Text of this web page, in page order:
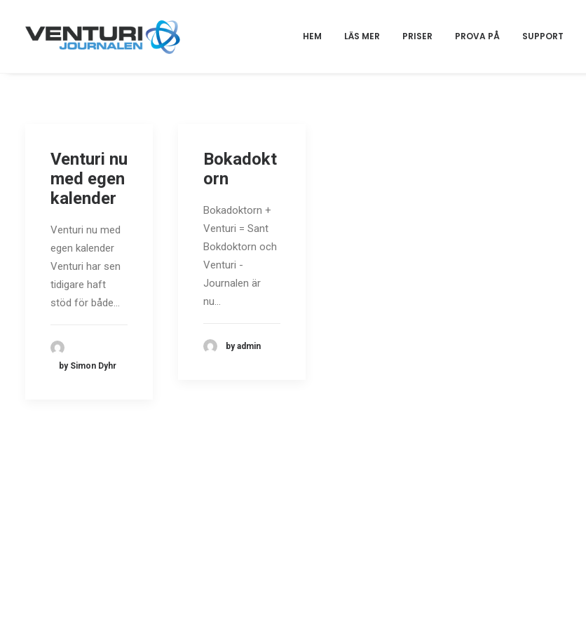
HEM LÄS MER PRISER PROVA PÅ SUPPORT
Venturi nu
med egen
kalender
Venturi nu med
egen kalender
Venturi har sen
tidigare haft
stöd för både…
by Simon Dyhr
Bokadokt
orn
Bokadoktorn +
Venturi = Sant
Bokdoktorn och
Venturi -
Journalen är
nu…
by admin